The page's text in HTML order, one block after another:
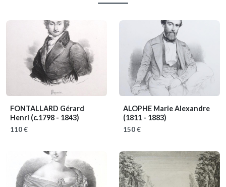
FONTALLARD Gérard
Henri (c.1798 - 1843)
110 €
ALOPHE Marie Alexandre
(1811 - 1883)
150 €